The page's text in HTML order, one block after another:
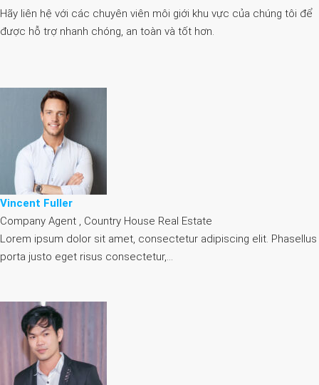
Hãy liên hệ với các chuyên viên môi giới khu vực của chúng tôi để
được hỗ trợ nhanh chóng, an toàn và tốt hơn.
Vincent Fuller
Company Agent , Country House Real Estate
Lorem ipsum dolor sit amet, consectetur adipiscing elit. Phasellus
porta justo eget risus consectetur,…